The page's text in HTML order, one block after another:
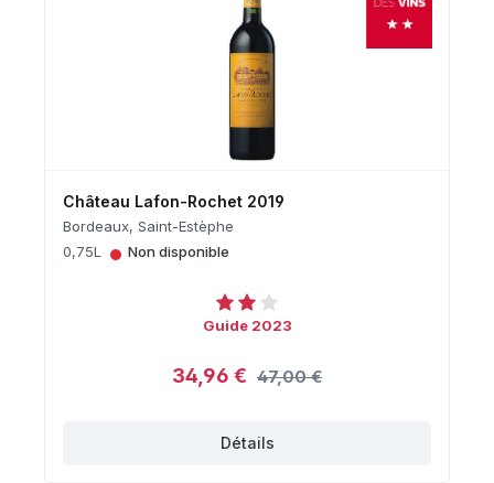
Château Lafon-Rochet 2019
Bordeaux, Saint-Estèphe
0,75L
• Non disponible
Guide 2023
34,96 € 47,00 €
Détails